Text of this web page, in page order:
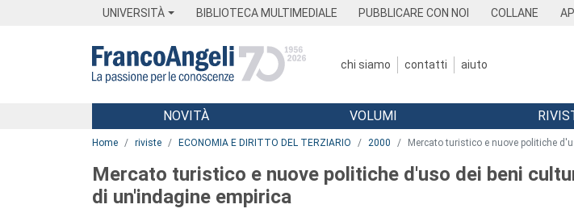
UNIVERSITÀ BIBLIOTECA MULTIMEDIALE PUBBLICARE CON NOI COLLANE
chi siamo contatti aiuto
Menu
NOVITÀ VOLUMI
Home riviste ECONOMIA E DIRITTO DEL TERZIARIO 2000 Mercato turistico e nuove politiche
Mercato turistico e nuove politiche d'uso dei beni
di un'indagine empirica